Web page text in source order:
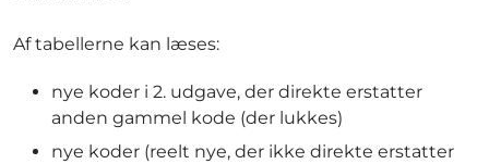
Af tabellerne kan læses:
nye koder i 2. udgave, der direkte erstatter
anden gammel kode (der lukkes)
nye koder (reelt nye, der ikke direkte erstatter